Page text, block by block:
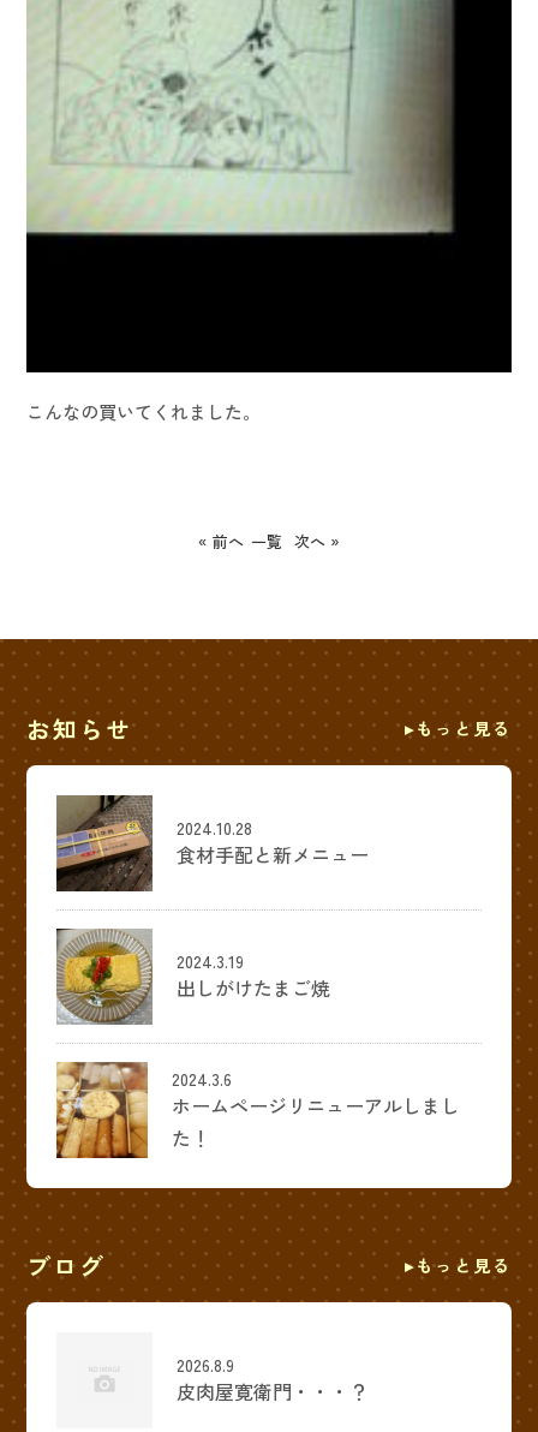
こんなの買いてくれました。
« 前へ 一覧 次へ »
お知らせ もっと見る
2024.10.28
食材手配と新メニュー
2024.3.19
出しがけたまご焼
2024.3.6
ホームページリニューアルしまし
た！
ブログ もっと見る
2026.8.9
皮肉屋寛衛門・・・？